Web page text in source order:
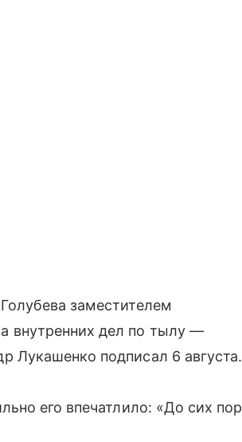
заместителем
внутренних дел по тылу —
Лукашенко подписал 6 августа.
его впечатлило: «До сих пор